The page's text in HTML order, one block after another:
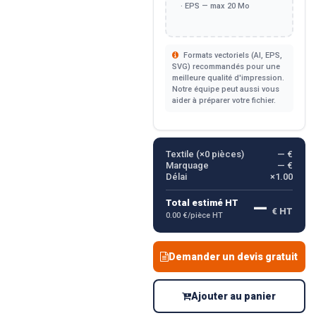
· EPS — max 20 Mo
Formats vectoriels (AI, EPS,
SVG) recommandés pour une
meilleure qualité d'impression.
Notre équipe peut aussi vous
aider à préparer votre fichier.
Textile (×0pièces)
— €
Marquage
— €
Délai
×1.00
Total estimé HT
0.00 €/pièce HT — € HT
Demander un devis gratuit
Ajouter au panier